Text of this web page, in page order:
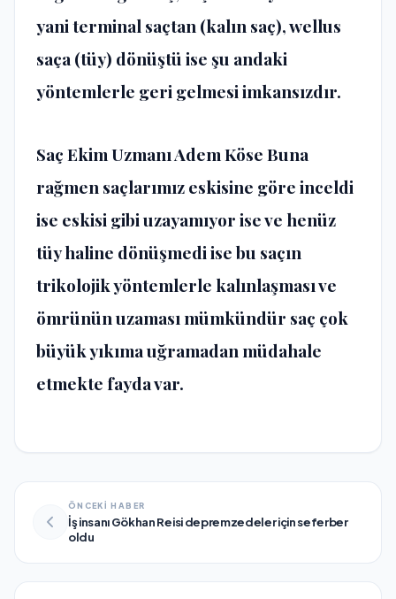
yani terminal saçtan (kalın saç), wellus
saça (tüy) dönüştü ise şu andaki
yöntemlerle geri gelmesi imkansızdır.
Saç Ekim Uzmanı Adem Köse Buna
rağmen saçlarımız eskisine göre inceldi
ise eskisi gibi uzayamıyor ise ve henüz
tüy haline dönüşmedi ise bu saçın
trikolojik yöntemlerle kalınlaşması ve
ömrünün uzaması mümkündür saç çok
büyük yıkıma uğramadan müdahale
etmekte fayda var.
ÖNCEKİ HABER
İş insanı Gökhan Reisi depremzedeler için seferber
oldu